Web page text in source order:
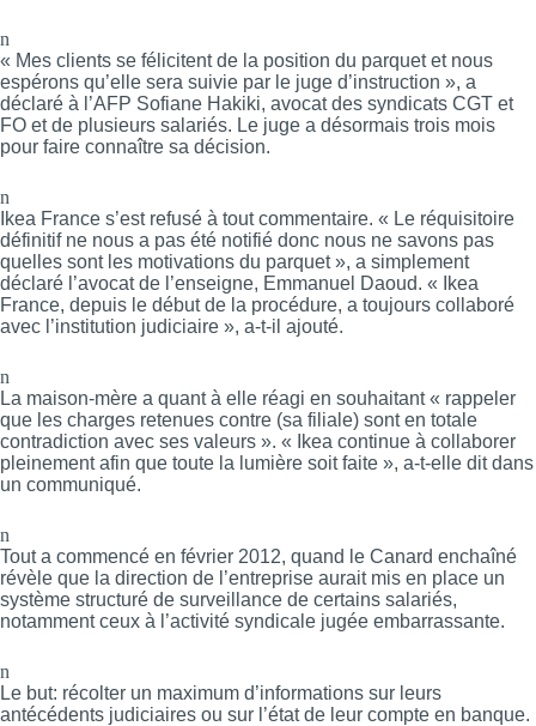
n
« Mes clients se félicitent de la position du parquet et nous
espérons qu’elle sera suivie par le juge d’instruction », a
déclaré à l’AFP Sofiane Hakiki, avocat des syndicats CGT et
FO et de plusieurs salariés. Le juge a désormais trois mois
pour faire connaître sa décision.
n
Ikea France s’est refusé à tout commentaire. « Le réquisitoire
définitif ne nous a pas été notifié donc nous ne savons pas
quelles sont les motivations du parquet », a simplement
déclaré l’avocat de l’enseigne, Emmanuel Daoud. « Ikea
France, depuis le début de la procédure, a toujours collaboré
avec l’institution judiciaire », a-t-il ajouté.
n
La maison-mère a quant à elle réagi en souhaitant « rappeler
que les charges retenues contre (sa filiale) sont en totale
contradiction avec ses valeurs ». « Ikea continue à collaborer
pleinement afin que toute la lumière soit faite », a-t-elle dit dans
un communiqué.
n
Tout a commencé en février 2012, quand le Canard enchaîné
révèle que la direction de l’entreprise aurait mis en place un
système structuré de surveillance de certains salariés,
notamment ceux à l’activité syndicale jugée embarrassante.
n
Le but: récolter un maximum d’informations sur leurs
antécédents judiciaires ou sur l’état de leur compte en banque.